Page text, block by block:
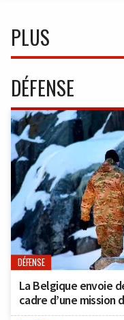
PLUS
DÉFENSE
DÉFENSE
La Belgique envoie
cadre d’une mission